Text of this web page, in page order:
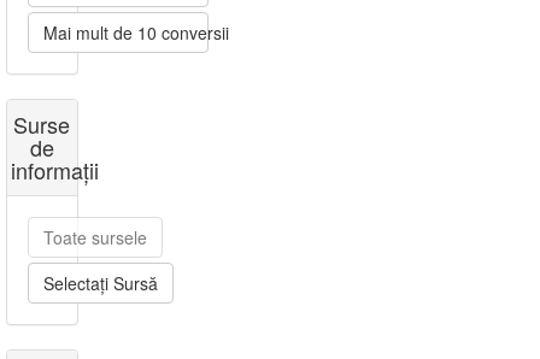
Mai mult de 10 conversii
Surse
de
informații
Toate sursele
Selectați Sursă